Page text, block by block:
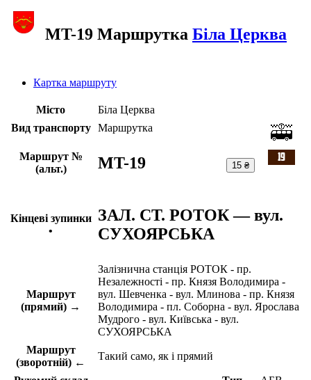
MT-19 Маршрутка Біла Церква
Картка маршруту
Місто
Біла Церква
Вид транспорту
Маршрутка
Маршрут №
(альт.)
MT-19 15 ₴
Кінцеві зупинки
•
ЗАЛ. СТ. РОТОК — вул.
СУХОЯРСЬКА
Маршрут
(прямий) →
Залізнична станція РОТОК - пр.
Незалежності - пр. Князя Володимира -
вул. Шевченка - вул. Млинова - пр. Князя
Володимира - пл. Соборна - вул. Ярослава
Мудрого - вул. Київська - вул.
СУХОЯРСЬКА
Маршрут
(зворотній) ←
Такий само, як і прямий